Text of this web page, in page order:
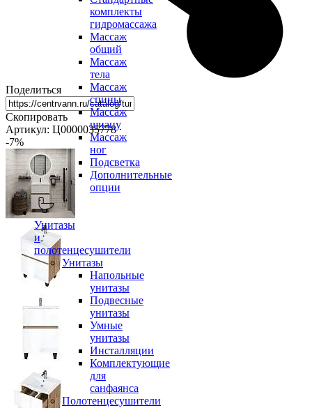
комплекты
гидромассажа
Массаж
общий
Массаж
тела
Массаж
спины
Массаж
шиацу
Массаж
ног
Подсветка
Дополнительные
опции
Унитазы
и
полотенцесушители
Унитазы
Напольные
унитазы
Подвесные
унитазы
Умные
унитазы
Инсталляции
Комплектующие
для
санфаянса
Полотенцесушители
Поделиться
Скопировать
Артикул: Ц0000035778
-7%